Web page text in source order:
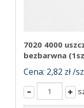
7020 4000
bezbarwna
Cena: 2,82 zł /